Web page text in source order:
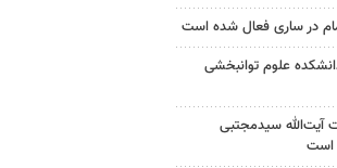
علوم توانبخشی
سیدمجتبی
است